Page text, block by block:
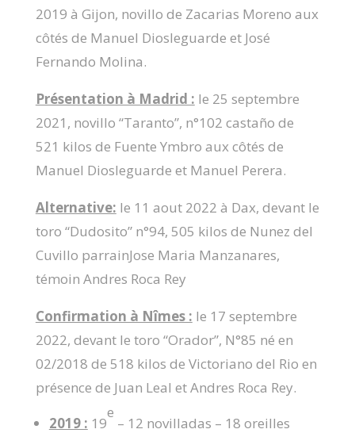
2019 à Gijon, novillo de Zacarias Moreno aux
côtés de Manuel Diosleguarde et José
Fernando Molina.
Présentation à Madrid : le 25 septembre
2021, novillo “Taranto”, n°102 castaño de
521 kilos de Fuente Ymbro aux côtés de
Manuel Diosleguarde et Manuel Perera.
Alternative: le 11 aout 2022 à Dax, devant le
toro “Dudosito” n°94, 505 kilos de Nunez del
Cuvillo parrainJose Maria Manzanares,
témoin Andres Roca Rey
Confirmation à Nîmes : le 17 septembre
2022, devant le toro “Orador”, N°85 né en
02/2018 de 518 kilos de Victoriano del Rio en
présence de Juan Leal et Andres Roca Rey.
2019 : 19
e
– 12 novilladas – 18 oreilles